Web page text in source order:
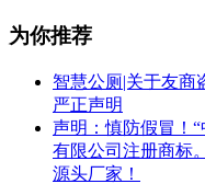
为你推荐
智慧公厕|关于友商
严正声明
声明：慎防假冒！
有限公司注册商标
源头厂家！